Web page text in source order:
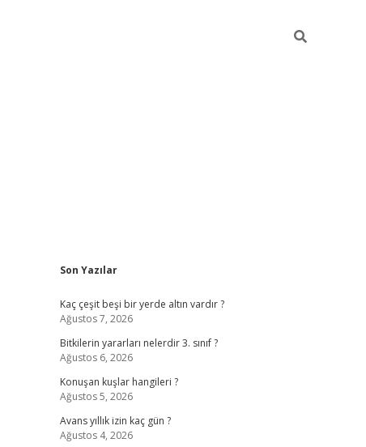
Sidebar
Son Yazılar
Kaç çeşit beşi bir yerde altın vardır ?
Ağustos 7, 2026
Bitkilerin yararları nelerdir 3. sınıf ?
Ağustos 6, 2026
Konuşan kuşlar hangileri ?
Ağustos 5, 2026
Avans yıllık izin kaç gün ?
Ağustos 4, 2026